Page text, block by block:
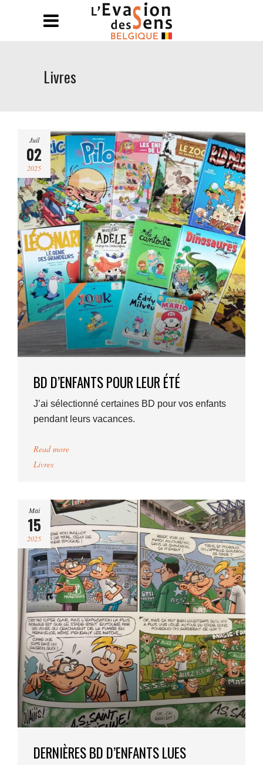
Livres
Juil
02
2025
BD D’ENFANTS POUR LEUR ÉTÉ
J’ai sélectionné certaines BD pour vos enfants
pendant leurs vacances.
Read more
Livres
Mai
15
2025
DERNIÈRES BD D’ENFANTS LUES